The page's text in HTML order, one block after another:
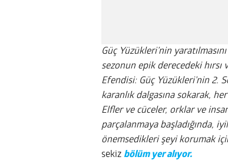
Güç Yüzükleri’nin
sezonun epik derecedeki
Efendisi: Güç Yüzükleri’nin 2.
karanlık dalgasına sokarak,
Elfler ve cüceler, orklar ve
parçalanmaya başladığında,
önemsedikleri şeyi korumak
sekiz bölüm yer alıyor.